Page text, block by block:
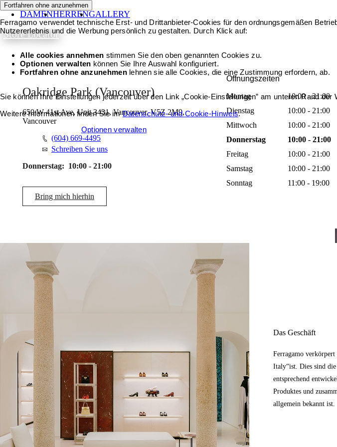
DAMENHERRENGALLERY
Store Locator
Oakridge Park (Vancouver)
650 W 41st Ave, Unit 3431, Vancouver, V5Z 2M9,
Vancouver
(604) 669-4495
Schreiben Sie uns
Donnerstag: 10:00 - 21:00
Bring mich hierhin
Öffnungszeiten
Montag
10:00 - 21:00
Dienstag
10:00 - 21:00
Mittwoch
10:00 - 21:00
Donnerstag
10:00 - 21:00
Freitag
10:00 - 21:00
Samstag
10:00 - 21:00
Sonntag
11:00 - 19:00
Das Geschäft
Ferragamo
Italy“ist. Dies sind
entsprechend
Produktes und
allgemein bekannt ist.
Fortfahren ohne anzunehmen
Ferragamo verwendet technische Erst- und Drittanbieter-Cookies für den ordnungsgemäßen
Nutzererlebnis und die Werbung persönlich zu gestalten. Durch Klick auf:
Alle cookies annehmen stimmen Sie den oben genannten Cookies zu.
Optionen verwalten können Sie Ihre Auswahl konfiguriert.
Fortfahren ohne anzunehmenlehnen sie alle Cookies, die eine Zustimmung erfordern, ab.
Sie können Ihre Einstellungen jederzeit über den Link „Cookie-Einstellungen” am unteren Rand der
Weitere Informationen finden Sie imDatenschutz- und Cookie-Hinweis.
Optionen verwalten